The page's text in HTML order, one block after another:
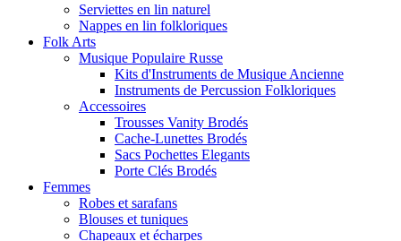
Serviettes en lin naturel
Nappes en lin folkloriques
Folk Arts
Musique Populaire Russe
Kits d'Instruments de Musique Ancienne
Instruments de Percussion Folkloriques
Accessoires
Trousses Vanity Brodés
Cache-Lunettes Brodés
Sacs Pochettes Elegants
Porte Clés Brodés
Femmes
Robes et sarafans
Blouses et tuniques
Chapeaux et écharpes